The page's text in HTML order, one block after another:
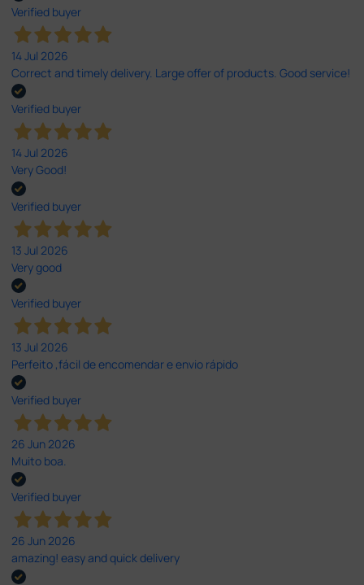
Verified buyer
14 Jul 2026
Correct and timely delivery. Large offer of products. Good service!
Verified buyer
14 Jul 2026
Very Good!
Verified buyer
13 Jul 2026
Very good
Verified buyer
13 Jul 2026
Perfeito ,fácil de encomendar e envio rápido
Verified buyer
26 Jun 2026
Muito boa.
Verified buyer
26 Jun 2026
amazing! easy and quick delivery